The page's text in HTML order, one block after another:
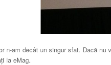
n-am decât un singur sfat. Dacă
la eMag.